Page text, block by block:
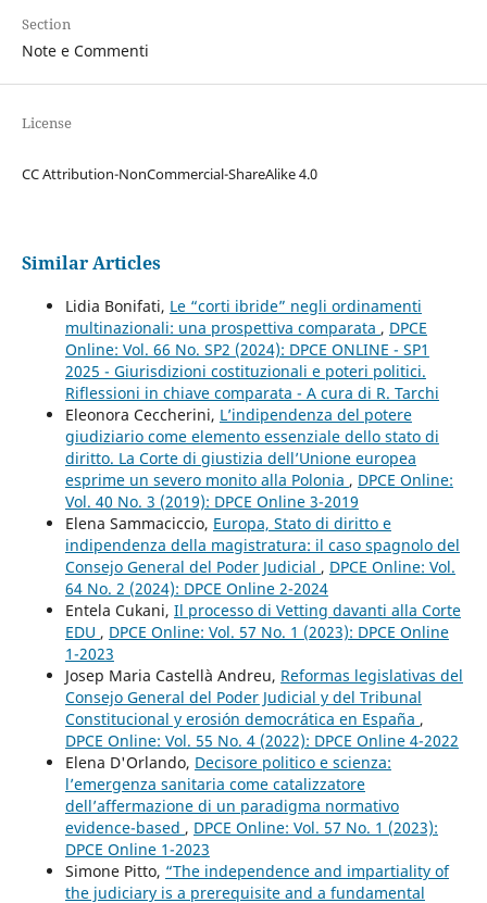
Section
Note e Commenti
License
CC Attribution-NonCommercial-ShareAlike 4.0
Similar Articles
Lidia Bonifati, Le “corti ibride” negli ordinamenti
multinazionali: una prospettiva comparata , DPCE
Online: Vol. 66 No. SP2 (2024): DPCE ONLINE - SP1
2025 - Giurisdizioni costituzionali e poteri politici.
Riflessioni in chiave comparata - A cura di R. Tarchi
Eleonora Ceccherini, L’indipendenza del potere
giudiziario come elemento essenziale dello stato di
diritto. La Corte di giustizia dell’Unione europea
esprime un severo monito alla Polonia , DPCE Online:
Vol. 40 No. 3 (2019): DPCE Online 3-2019
Elena Sammaciccio, Europa, Stato di diritto e
indipendenza della magistratura: il caso spagnolo del
Consejo General del Poder Judicial , DPCE Online: Vol.
64 No. 2 (2024): DPCE Online 2-2024
Entela Cukani, Il processo di Vetting davanti alla Corte
EDU , DPCE Online: Vol. 57 No. 1 (2023): DPCE Online
1-2023
Josep Maria Castellà Andreu, Reformas legislativas del
Consejo General del Poder Judicial y del Tribunal
Constitucional y erosión democrática en España ,
DPCE Online: Vol. 55 No. 4 (2022): DPCE Online 4-2022
Elena D'Orlando, Decisore politico e scienza:
l’emergenza sanitaria come catalizzatore
dell’affermazione di un paradigma normativo
evidence-based , DPCE Online: Vol. 57 No. 1 (2023):
DPCE Online 1-2023
Simone Pitto, “The independence and impartiality of
the judiciary is a prerequisite and a fundamental